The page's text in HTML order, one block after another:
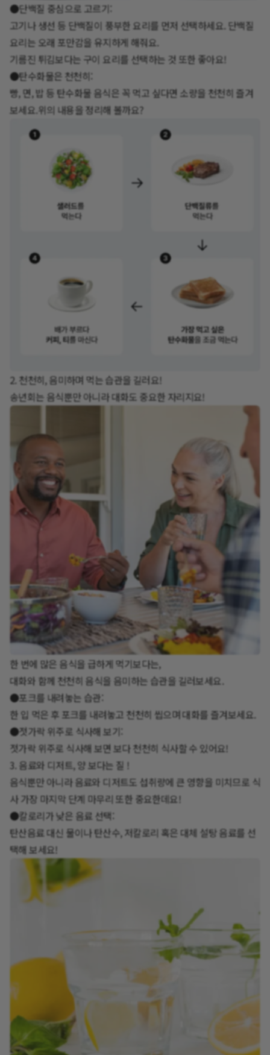
●단백질 중심으로 고르기:
고기나 생선 등 단백질이 풍부한 요리를 먼저 선택하세요. 단백질
요리는 오래 포만감을 유지하게 해줘요.
기름진 튀김보다는 구이 요리를 선택하는 것 또한 좋아요!
●탄수화물은 천천히:
빵, 면, 밥 등 탄수화물 음식은 꼭 먹고 싶다면 소량을 천천히 즐겨
보세요.위의 내용을 정리해 볼까요?
2. 천천히, 음미하며 먹는 습관을 길러요!
송년회는 음식뿐만 아니라 대화도 중요한 자리지요!
한 번에 많은 음식을 급하게 먹기보다는,
대화와 함께 천천히 음식을 음미하는 습관을 길러보세요.
●포크를 내려놓는 습관:
한 입 먹은 후 포크를 내려놓고 천천히 씹으며 대화를 즐겨보세요.
●젓가락 위주로 식사해 보기:
젓가락 위주로 식사해 보면 보다 천천히 식사할 수 있어요!
3. 음료와 디저트, 양 보다는 질 !
음식뿐만 아니라 음료와 디저트도 섭취량에 큰 영향을 미치므로 식
사 가장 마지막 단계 마무리 또한 중요한데요!
●칼로리가 낮은 음료 선택:
탄산음료 대신 물이나 탄산수, 저칼로리 혹은 대체 설탕 음료를 선
택해 보세요!